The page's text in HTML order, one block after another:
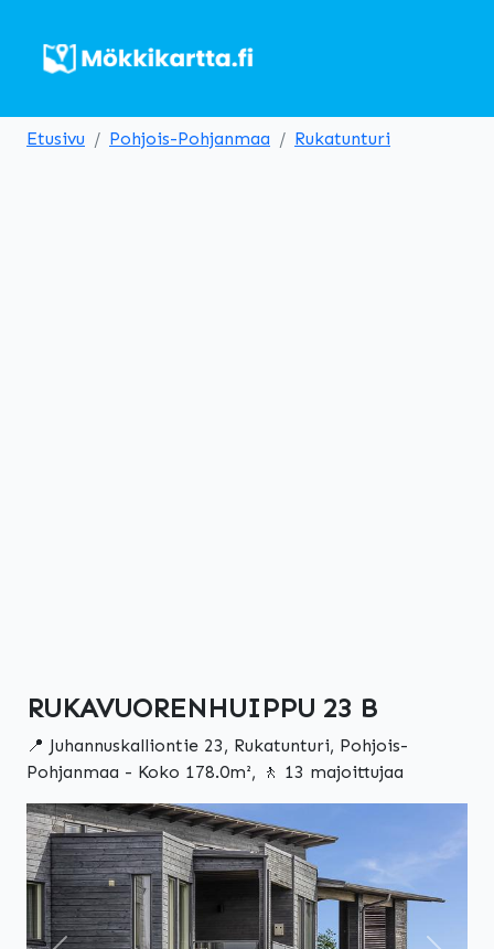
Etusivu Pohjois-Pohjanmaa Rukatunturi
RUKAVUORENHUIPPU 23 B
📍 Juhannuskalliontie 23, Rukatunturi, Pohjois-
Pohjanmaa - Koko 178.0m², 🚶 13 majoittujaa